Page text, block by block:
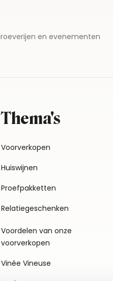
en evenementen
Thema's
Voorverkopen
Huiswijnen
Proefpakketten
Relatiegeschenken
Voordelen van onze
voorverkopen
Vinée Vineuse